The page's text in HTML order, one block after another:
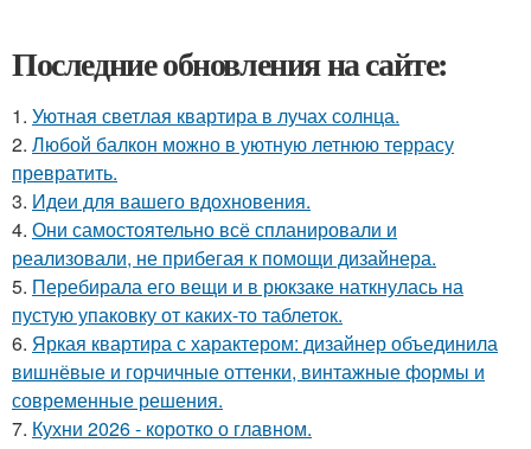
Последние обновления на сайте:
1. Уютная светлая квартира в лучах солнца.
2. Любой балкон можно в уютную летнюю террасу
превратить.
3. Идеи для вашего вдохновения.
4. Они самостоятельно всё спланировали и
реализовали, не прибегая к помощи дизайнера.
5. Перебирала его вещи и в рюкзаке наткнулась на
пустую упаковку от каких-то таблеток.
6. Яркая квартира с характером: дизайнер объединила
вишнёвые и горчичные оттенки, винтажные формы и
современные решения.
7. Кухни 2026 - коротко о главном.